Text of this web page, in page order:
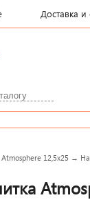
Доставка и
Atmosphere 12,5x25 →